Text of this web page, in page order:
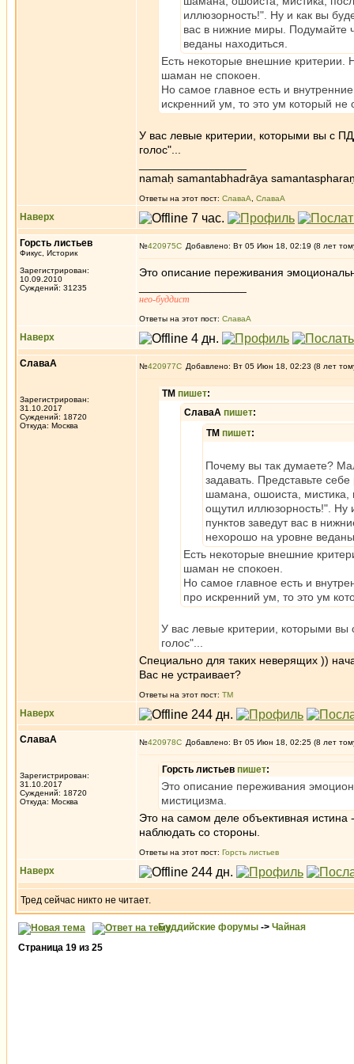
иллюзорность!". Ну и как вы
вас в нижние миры. Подумайте
веданы находиться.
Есть некоторые внешние критерии.
шаман не спокоен.
Но самое главное есть и
искренний ум, то это ум который
У вас левые критерии, которыми вы с
голос"...
namaḥ samantabhadrāya
Ответы на этот пост: СлаваА СлаваА
Наверх
Горсть листьев
Фикус, Историк
Зарегистрирован:
10.09.2010
Суждений: 31235
№420975 Добавлено: Вт 05 Июн 18, 02:19 (8 лет
Это описание переживания
нео-буддист
Ответы на этот пост: СлаваА
Наверх
СлаваА
Зарегистрирован:
31.10.2017
Суждений: 18720
Откуда: Москва
№420977 Добавлено: Вт 05 Июн 18, 02:23 (8 лет
ТМ пишет:
СлаваА пишет:
ТМ пишет:
Почему вы так думаете?
задавать. Представьте
шамана, ошоиста, мистика,
ощутил иллюзорность!". Ну
пунктов заведут вас в
нехорошо на уровне
Есть некоторые внешние
шаман не спокоен.
Но самое главное есть и
про искренний ум, то это ум
У вас левые критерии, которыми вы
голос"...
Специально для таких неверящих ))
Вас не устраивает?
Ответы на этот пост: ТМ
Наверх
СлаваА
Зарегистрирован:
31.10.2017
Суждений: 18720
Откуда: Москва
№420978 Добавлено: Вт 05 Июн 18, 02:25 (8 лет
Горсть листьев пишет:
Это описание переживания
мистицизма.
Это на самом деле объективная
наблюдать со стороны.
Ответы на этот пост: Горсть листьев
Наверх
Тред сейчас никто не читает.
Буддийские форумы -> Чайная
Страница 19 из 25